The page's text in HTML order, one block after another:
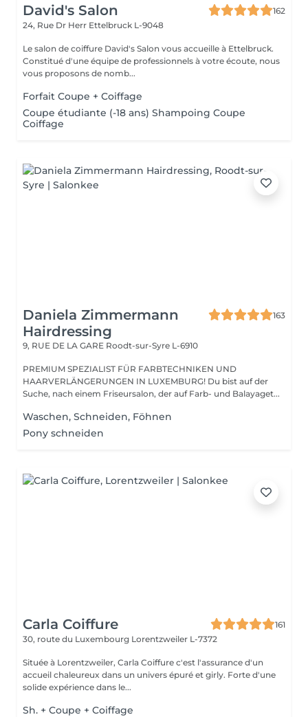
David's Salon
162
24, Rue Dr Herr Ettelbruck L-9048
Le salon de coiffure David's Salon vous accueille à Ettelbruck.
Constitué d'une équipe de professionnels à votre écoute, nous
vous proposons de nomb...
Forfait Coupe + Coiffage
Coupe étudiante (-18 ans) Shampoing Coupe
Coiffage
Daniela Zimmermann
Hairdressing
163
9, RUE DE LA GARE Roodt-sur-Syre L-6910
PREMIUM SPEZIALIST FÜR FARBTECHNIKEN UND
HAARVERLÄNGERUNGEN IN LUXEMBURG! Du bist auf der
Suche, nach einem Friseursalon, der auf Farb- und Balayaget...
Waschen, Schneiden, Föhnen
Pony schneiden
Carla Coiffure
161
30, route du Luxembourg Lorentzweiler L-7372
Située à Lorentzweiler, Carla Coiffure c'est l'assurance d'un
accueil chaleureux dans un univers épuré et girly. Forte d'une
solide expérience dans le...
Sh. + Coupe + Coiffage